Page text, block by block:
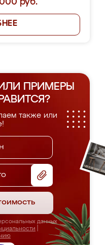
руб.
ПРИМЕРЫ
также или
данных